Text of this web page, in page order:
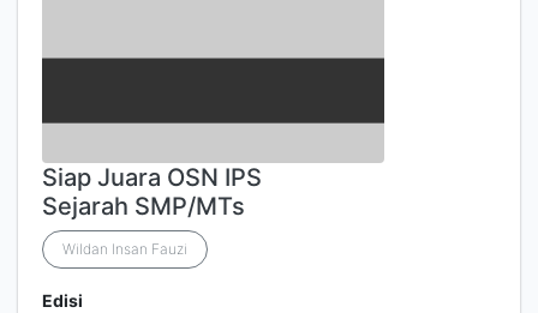
Siap Juara OSN IPS
Sejarah SMP/MTs
Wildan Insan Fauzi
Edisi